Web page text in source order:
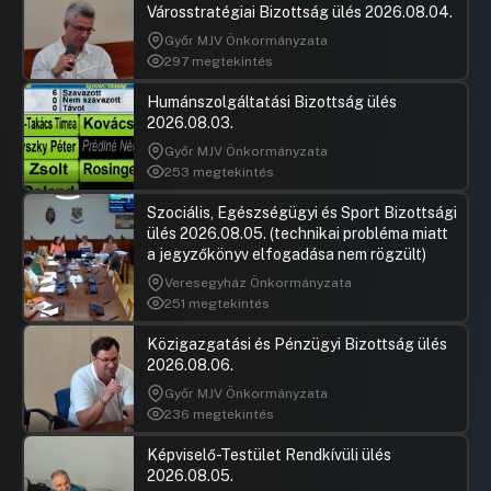
Piac Igazgatóság 2021. május 31-i
fordulónapos záró beszámolójának
elfogadására
UGRÁS A NAPIREND ELEJÉRE
Javaslat a Budapesti
Vállalkozásfejlesztési Közalapítvány
2020. évi működési támogatása
elszámolásának elfogadására
HozzászólásokUgrás a napirendi pontra
Láng
Javaslat a Budapesti Sportszolgáltató Központ
Közhasznú Nonprofit Kft. Felügyelőbizottsági
ügyrend módosításának jóváhagyására
UGRÁS A NAPIREND ELEJÉRE
Javaslat Budapest Főváros víziközmű
rendszereinek 2022-2036. évekre vonatkozó
gördülő fejlesztési tervek elfogadására
UGRÁS A NAPIREND ELEJÉRE
Városstratégiai Bizottság ülés 2026.08.04.
Győr MJV Önkormányzata
297 megtekintés
Humánszolgáltatási Bizottság ülés
2026.08.03.
Győr MJV Önkormányzata
253 megtekintés
Szociális, Egészségügyi és Sport Bizottsági
ülés 2026.08.05. (technikai probléma miatt
a jegyzőkönyv elfogadása nem rögzült)
Veresegyház Önkormányzata
251 megtekintés
Közigazgatási és Pénzügyi Bizottság ülés
2026.08.06.
Győr MJV Önkormányzata
236 megtekintés
Képviselő-Testület Rendkívüli ülés
2026.08.05.